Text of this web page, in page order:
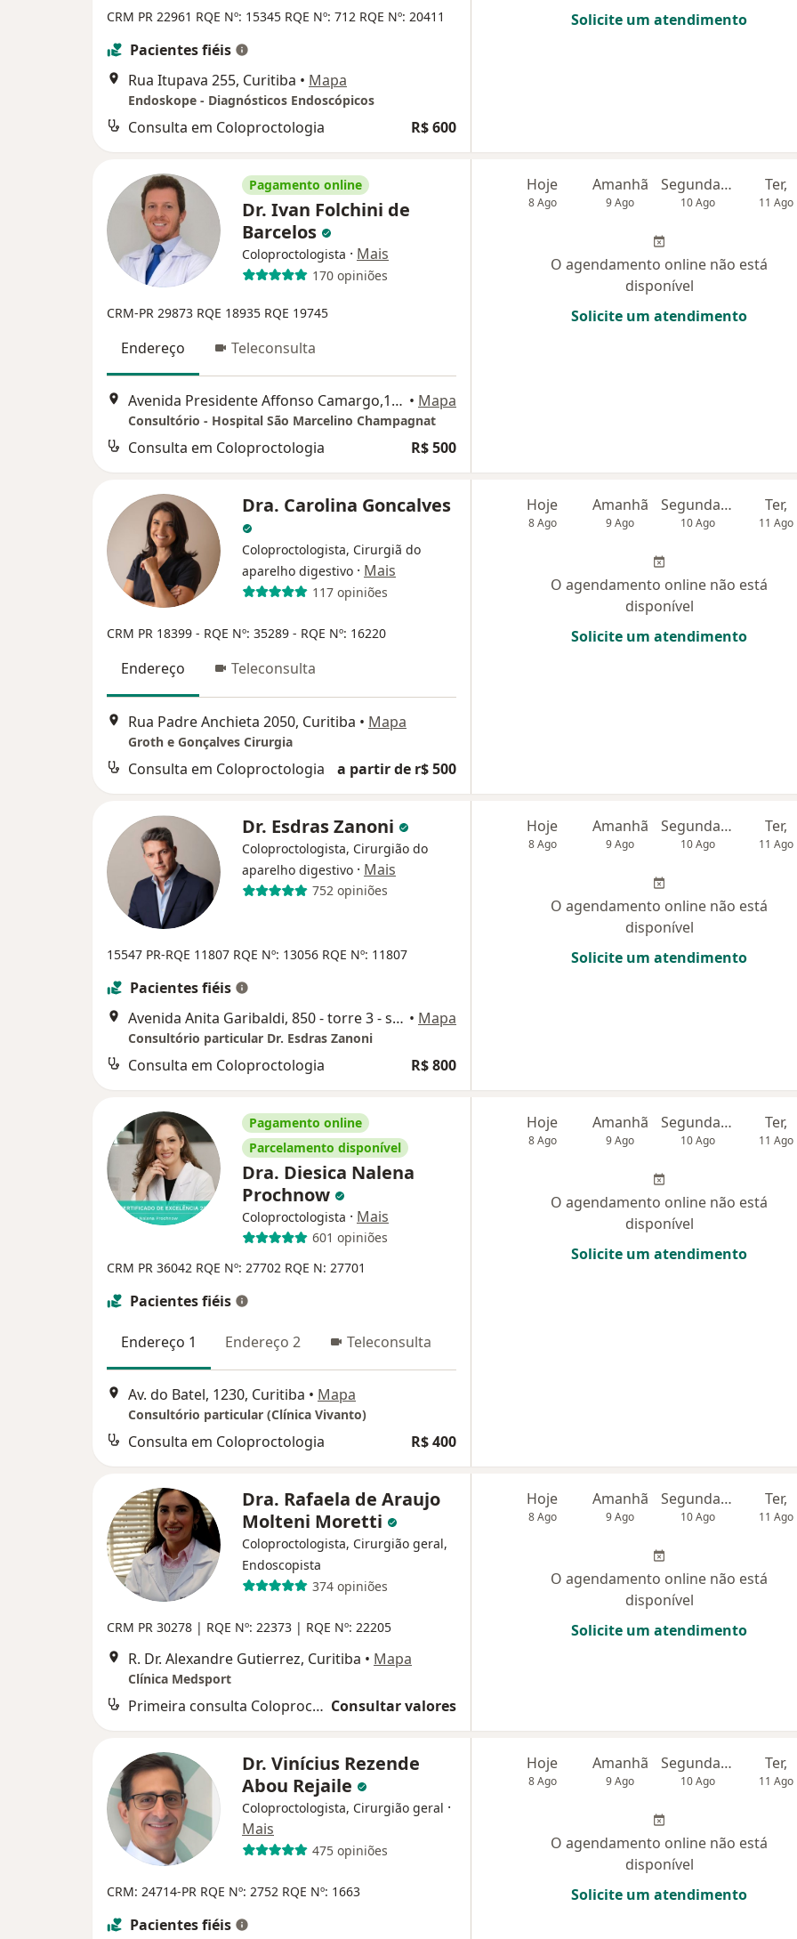
CRM PR 22961 RQE Nº: 15345 RQE Nº: 712 RQE Nº: 20411
Pacientes fiéis
Rua Itupava 255, Curitiba • Mapa
Endoskope - Diagnósticos Endoscópicos
Consulta em Coloproctologia R$ 600
Solicite um atendimento
Pagamento online
Dr. Ivan Folchini de
Barcelos
Coloproctologista · Mais
170 opiniões
CRM-PR 29873 RQE 18935 RQE 19745
Endereço Teleconsulta
Avenida Presidente Affonso Camargo,1399 - 8⁰ andar, Curitiba • Mapa
Consultório - Hospital São Marcelino Champagnat
Consulta em Coloproctologia R$ 500
Hoje
8 Ago
Amanhã
9 Ago
Segunda-feira
10 Ago
Ter,
11 Ago
O agendamento online não está
disponível
Solicite um atendimento
Dra. Carolina Goncalves
Coloproctologista, Cirurgiã do
aparelho digestivo · Mais
117 opiniões
CRM PR 18399 - RQE Nº: 35289 - RQE Nº: 16220
Endereço Teleconsulta
Rua Padre Anchieta 2050, Curitiba • Mapa
Groth e Gonçalves Cirurgia
Consulta em Coloproctologia a partir de r$ 500
Hoje
8 Ago
Amanhã
9 Ago
Segunda-feira
10 Ago
Ter,
11 Ago
O agendamento online não está
disponível
Solicite um atendimento
Dr. Esdras Zanoni
Coloproctologista, Cirurgião do
aparelho digestivo · Mais
752 opiniões
15547 PR-RQE 11807 RQE Nº: 13056 RQE Nº: 11807
Pacientes fiéis
Avenida Anita Garibaldi, 850 - torre 3 - sala 511; Cabral, Curitiba • Mapa
Consultório particular Dr. Esdras Zanoni
Consulta em Coloproctologia R$ 800
Hoje
8 Ago
Amanhã
9 Ago
Segunda-feira
10 Ago
Ter,
11 Ago
O agendamento online não está
disponível
Solicite um atendimento
Pagamento online
Parcelamento disponível
Dra. Diesica Nalena
Prochnow
Coloproctologista · Mais
601 opiniões
CRM PR 36042 RQE Nº: 27702 RQE N: 27701
Pacientes fiéis
Endereço 1 Endereço 2 Teleconsulta
Av. do Batel, 1230, Curitiba • Mapa
Consultório particular (Clínica Vivanto)
Consulta em Coloproctologia R$ 400
Hoje
8 Ago
Amanhã
9 Ago
Segunda-feira
10 Ago
Ter,
11 Ago
O agendamento online não está
disponível
Solicite um atendimento
Dra. Rafaela de Araujo
Molteni Moretti
Coloproctologista, Cirurgião geral,
Endoscopista
374 opiniões
CRM PR 30278 | RQE Nº: 22373 | RQE Nº: 22205
R. Dr. Alexandre Gutierrez, Curitiba • Mapa
Clínica Medsport
Primeira consulta Coloproctologia Consultar valores
Hoje
8 Ago
Amanhã
9 Ago
Segunda-feira
10 Ago
Ter,
11 Ago
O agendamento online não está
disponível
Solicite um atendimento
Dr. Vinícius Rezende
Abou Rejaile
Coloproctologista, Cirurgião geral ·
Mais
475 opiniões
CRM: 24714-PR RQE Nº: 2752 RQE Nº: 1663
Pacientes fiéis
Hoje
8 Ago
Amanhã
9 Ago
Segunda-feira
10 Ago
Ter,
11 Ago
O agendamento online não está
disponível
Solicite um atendimento